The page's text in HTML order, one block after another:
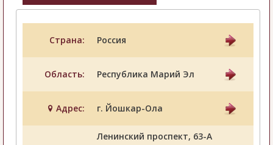
Страна: Россия
Область: Республика Марий Эл
Адрес: г. Йошкар-Ола
Ленинский проспект, 63-А